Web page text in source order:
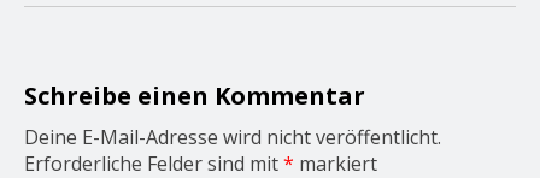
o
Schreibe einen Kommentar
Deine E-Mail-Adresse wird nicht veröffentlicht.
Erforderliche Felder sind mit* markiert